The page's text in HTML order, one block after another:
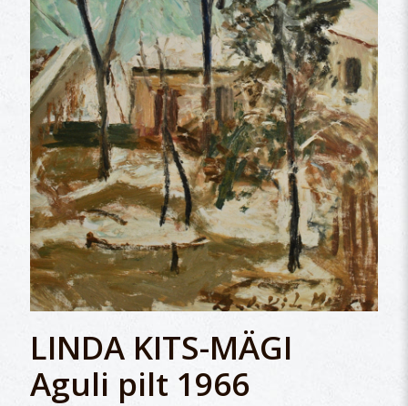
LINDA KITS-MÄGI
Aguli pilt 1966